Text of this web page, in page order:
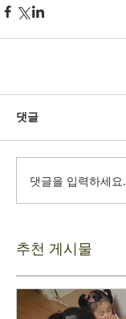
댓글
댓글을 입력하세요.
추천 게시물